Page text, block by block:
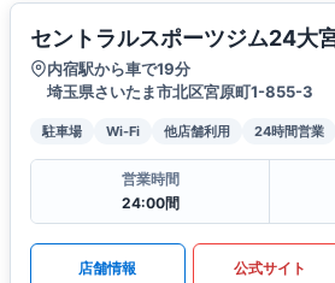
セントラルスポーツジム24大
内宿駅から車で19分
埼玉県さいたま市北区宮原町1-855-3
駐車場 Wi-Fi 他店舗利用 24時間営業
営業時間
24:00間
店舗情報 公式サイト